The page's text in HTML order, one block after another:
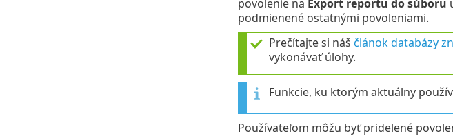
povolenie na Export reportu do súboru
podmienené ostatnými povoleniami.
Prečítajte si náš článok databázy
vykonávať úlohy.
Funkcie, ku ktorým aktuálny
Používateľom môžu byť pridelené